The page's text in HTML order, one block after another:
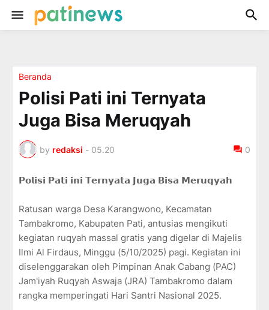
Beranda
Polisi Pati ini Ternyata
Juga Bisa Meruqyah
by redaksi - 05.20 0
𝗣𝗼𝗹𝗶𝘀𝗶 𝗣𝗮𝘁𝗶 𝗶𝗻𝗶 𝗧𝗲𝗿𝗻𝘆𝗮𝘁𝗮 𝗝𝘂𝗴𝗮 𝗕𝗶𝘀𝗮 𝗠𝗲𝗿𝘂𝗾𝘆𝗮𝗵
Ratusan warga Desa Karangwono, Kecamatan
Tambakromo, Kabupaten Pati, antusias mengikuti
kegiatan ruqyah massal gratis yang digelar di Majelis
Ilmi Al Firdaus, Minggu (5/10/2025) pagi. Kegiatan ini
diselenggarakan oleh Pimpinan Anak Cabang (PAC)
Jam'iyah Ruqyah Aswaja (JRA) Tambakromo dalam
rangka memperingati Hari Santri Nasional 2025.